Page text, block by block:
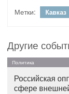
Метки: Кавказ
Другие
Политика
Российская
сфере